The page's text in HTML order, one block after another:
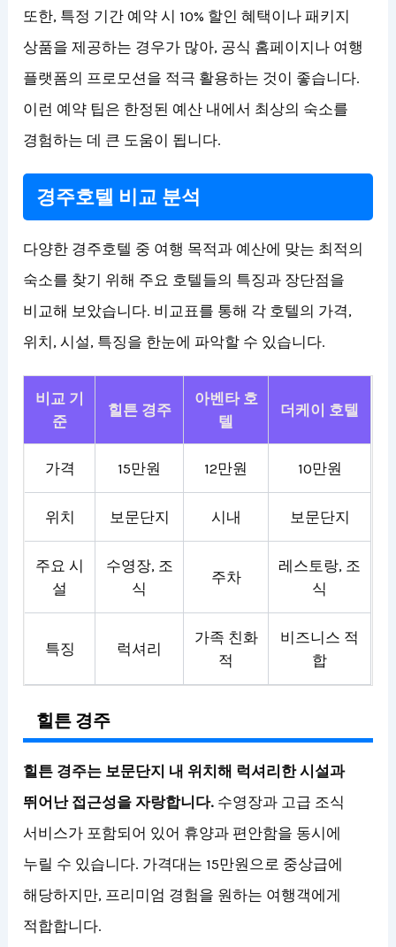
또한, 특정 기간 예약 시 10% 할인 혜택이나 패키지
상품을 제공하는 경우가 많아, 공식 홈페이지나 여행
플랫폼의 프로모션을 적극 활용하는 것이 좋습니다.
이런 예약 팁은 한정된 예산 내에서 최상의 숙소를
경험하는 데 큰 도움이 됩니다.
경주호텔 비교 분석
다양한 경주호텔 중 여행 목적과 예산에 맞는 최적의
숙소를 찾기 위해 주요 호텔들의 특징과 장단점을
비교해 보았습니다. 비교표를 통해 각 호텔의 가격,
위치, 시설, 특징을 한눈에 파악할 수 있습니다.
비교 기
준
힐튼 경주
아벤타 호
텔
더케이 호텔
가격 15만원 12만원 10만원
위치 보문단지 시내 보문단지
주요 시
설
수영장, 조
식
주차
레스토랑, 조
식
특징 럭셔리
가족 친화
적
비즈니스 적
합
힐튼 경주
힐튼 경주는 보문단지 내 위치해 럭셔리한 시설과
뛰어난 접근성을 자랑합니다. 수영장과 고급 조식
서비스가 포함되어 있어 휴양과 편안함을 동시에
누릴 수 있습니다. 가격대는 15만원으로 중상급에
해당하지만, 프리미엄 경험을 원하는 여행객에게
적합합니다.